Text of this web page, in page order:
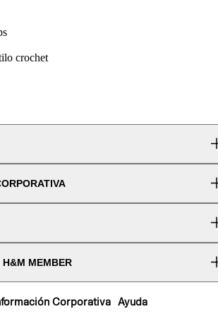
crochet
H&M MEMBER
Corporativa Ayuda